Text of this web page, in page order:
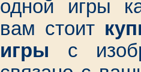
одной игры
вам стоит
игры с